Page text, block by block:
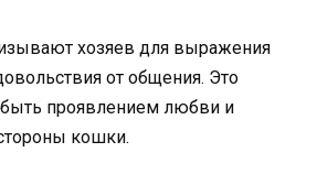
хозяев для выражения
от общения. Это
проявлением любви и
кошки.